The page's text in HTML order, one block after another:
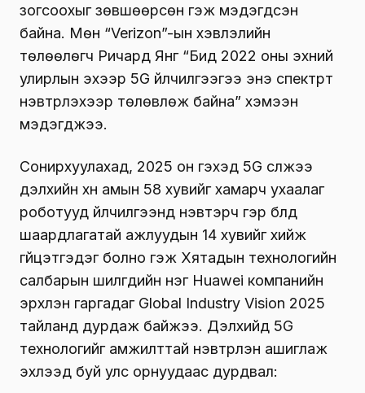
зогсоохыг зөвшөөрсөн гэж мэдэгдсэн
байна. Мөн “Verizon”-ын хэвлэлийн
төлөөлөгч Ричард Янг “Бид 2022 оны эхний
улирлын эхээр 5G үйлчилгээгээ энэ спектрт
нэвтрүүлэхээр төлөвлөж байна” хэмээн
мэдэгджээ.
Сонирхуулахад, 2025 он гэхэд 5G сүлжээ
дэлхийн хүн амын 58 хувийг хамарч ухаалаг
роботууд үйлчилгээнд нэвтэрч гэр бүлд
шаардлагатай ажлуудын 14 хувийг хийж
гүйцэтгэдэг болно гэж Хятадын технологийн
салбарын шилгүүдийн нэг Huawei компанийн
эрхлэн гаргадаг Global Industry Vision 2025
тайланд дурдаж байжээ. Дэлхийд 5G
технологийг амжилттай нэвтрүүлэн ашиглаж
эхлээд буй улс орнуудаас дурдвал: